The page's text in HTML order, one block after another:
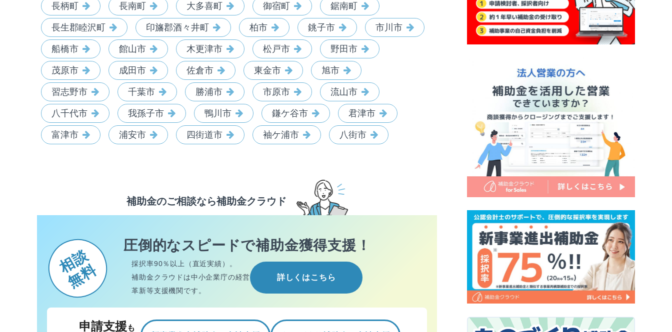
長柄町 長南町 大多喜町 御宿町 鋸南町
長生郡睦沢町 印旛郡酒々井町 柏市 銚子市 市川市
船橋市 館山市 木更津市 松戸市 野田市
茂原市 成田市 佐倉市 東金市 旭市
習志野市 千葉市 勝浦市 市原市 流山市
八千代市 我孫子市 鴨川市 鎌ケ谷市 君津市
富津市 浦安市 四街道市 袖ケ浦市 八街市
補助金のご相談なら補助金クラウド
相談
無料
圧倒的なスピードで補助金獲得支援！
採択率90％以上（直近実績）。
補助金クラウドは中小企業庁の経営
革新等支援機関です。
詳しくはこちら
申請支援 も